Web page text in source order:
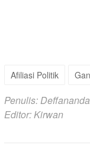
Afiliasi Politik
Penulis:
Editor: Kirwan